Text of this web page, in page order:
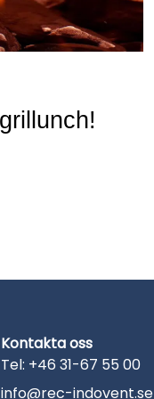
Kontakta oss
Tel: +46 31-67 55 00
info@rec-indovent.se